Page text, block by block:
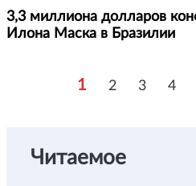
3,3 миллиона долларов
Илона Маска в Бразилии
1 2 3 4
Читаемое